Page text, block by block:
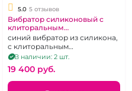
5.0 5 отзывов
Вибратор силиконовый с
клиторальным
стимулятором "Fun Factory"
Lady Bi синий
синий вибратор из силикона,
с клиторальным
стимулятором,
перезаряжаемый
В наличии: 2 шт.
19 400 pуб.